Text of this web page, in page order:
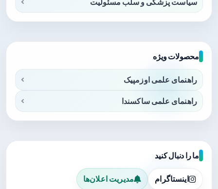
محصولات ویژه
راهنمای علمی اوزمپیک
راهنمای علمی ساکسندا
ما را دنبال کنید
اینستاگرام مدیریت اعلان‌ها